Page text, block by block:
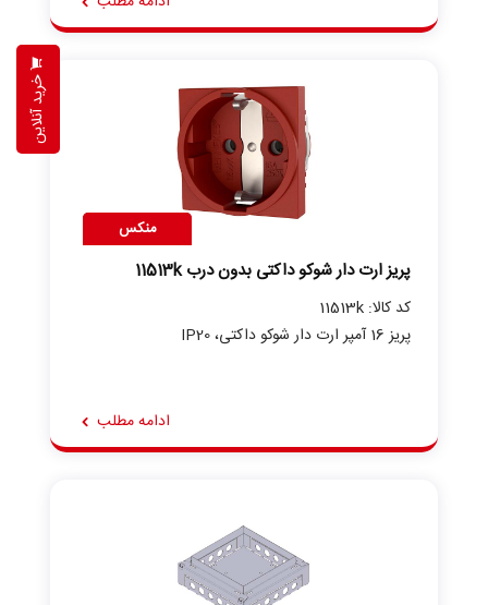
منکس
پریز ارت دار شوکو داکتی بدون درب 11513k
کد کالا: 11513k
پریز 16 آمپر ارت دار شوکو داکتی، IP20
ادامه مطلب
خرید آنلاین